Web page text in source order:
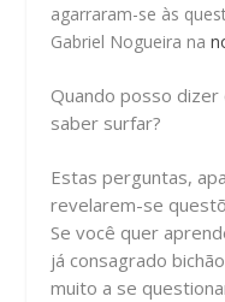
agarraram-se às
Gabriel Nogueira na
Quando posso dizer
saber surfar?
Estas perguntas,
revelarem-se
Se você quer
já consagrado
muito a se